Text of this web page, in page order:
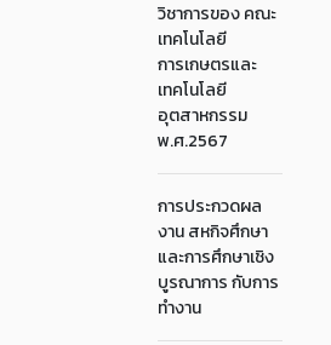
วิชาการของ คณะ
เทคโนโลยี
การเกษตรและ
เทคโนโลยี
อุตสาหกรรม
พ.ศ.2567
การประกวดผล
งาน สหกิจศึกษา
และการศึกษาเชิง
บูรณาการ กับการ
ทำงาน